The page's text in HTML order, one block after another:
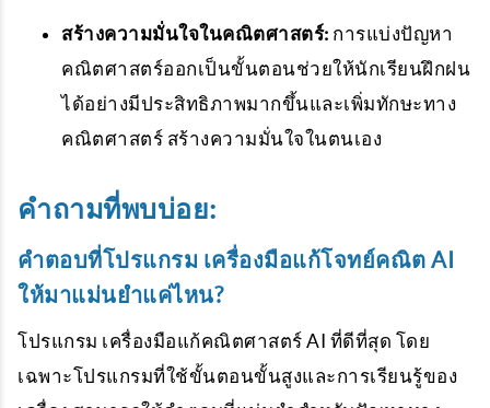
สร้างความมั่นใจในคณิตศาสตร์: การแบ่งปัญหา
คณิตศาสตร์ออกเป็นขั้นตอนช่วยให้นักเรียนฝึกฝน
ได้อย่างมีประสิทธิภาพมากขึ้นและเพิ่มทักษะทาง
คณิตศาสตร์ สร้างความมั่นใจในตนเอง
คำถามที่พบบ่อย:
คำตอบที่โปรแกรม เครื่องมือแก้โจทย์คณิต AI
ให้มาแม่นยำแค่ไหน?
โปรแกรม เครื่องมือแก้คณิตศาสตร์ AI ที่ดีที่สุด โดย
เฉพาะโปรแกรมที่ใช้ขั้นตอนขั้นสูงและการเรียนรู้ของ